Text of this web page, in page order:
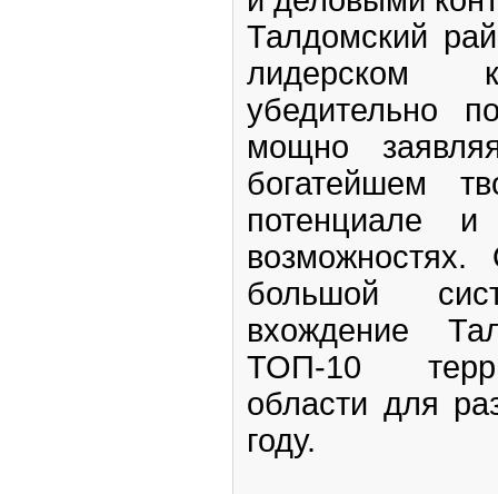
Талдомский
лидерском
убедительно
мощно
богатейшем
потенциале
большой
вхождение
ТОП-10
области для
году.